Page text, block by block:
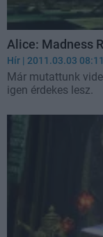
Alice: Madness
Hír | 2011.03.03 08:11
Már mutattunk
igen érdekes lesz.